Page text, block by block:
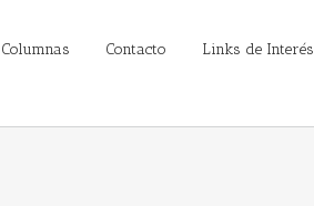
Columnas Contacto Links de Interés